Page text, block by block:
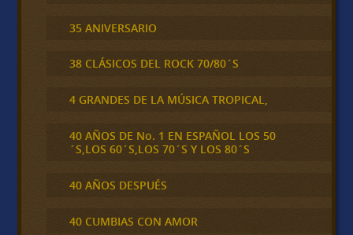
35 ANIVERSARIO
38 CLÁSICOS DEL ROCK 70/80´S
4 GRANDES DE LA MÚSICA TROPICAL,
40 AÑOS DE No. 1 EN ESPAÑOL LOS 50
´S,LOS 60´S,LOS 70´S Y LOS 80´S
40 AÑOS DESPUÉS
40 CUMBIAS CON AMOR